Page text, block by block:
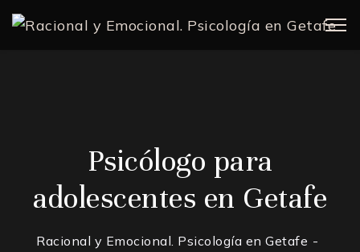
Psicólogo para
adolescentes en Getafe
Racional y Emocional. Psicología en Getafe